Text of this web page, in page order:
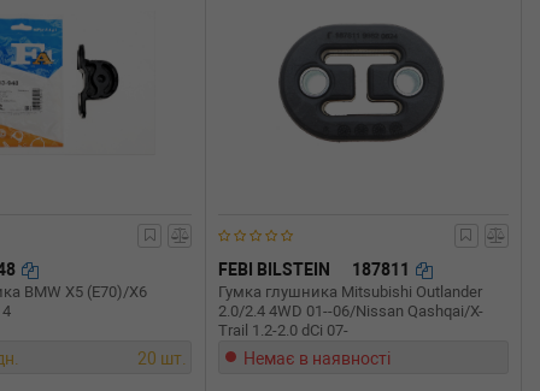
BMW X5 (E70)/X6
20 шт.
FEBI BILSTEIN 187811
Гумка глушника Mitsubishi Outlander
2.0/2.4 4WD 01--06/Nissan Qashqai/X-
Trail 1.2-2.0 dCi 07-
Немає в наявності